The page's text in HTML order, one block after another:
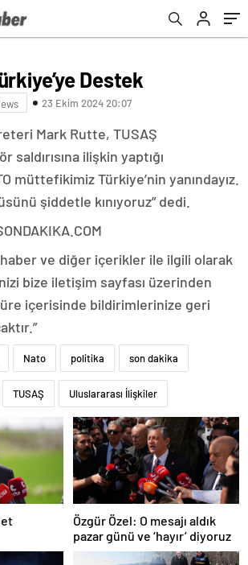
Destek
23 Ekim 2024 20:07
Mark Rutte, TUSAŞ
ilişkin yaptığı
müttefikimiz Türkiye’nin yanındayız.
şiddetle kınıyoruz” dedi.
haber ve diğer içerikler ile ilgili olarak
bize iletişim sayfası üzerinden
içerisinde bildirimlerinize geri
Nato politika son dakika
TUSAŞ Uluslararası İlişkiler
Özgür Özel: O mesajı aldık
pazar günü ve ‘hayır’ diyoruz